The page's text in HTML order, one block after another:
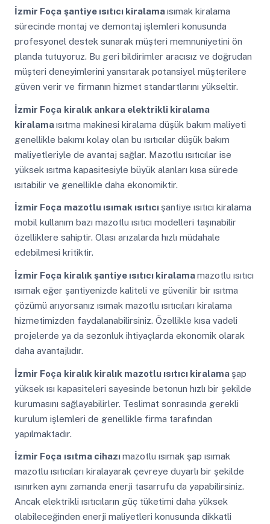
İzmir Foça şantiye ısıtıcı kiralamaısımak kiralama
sürecinde montaj ve demontaj işlemleri konusunda
profesyonel destek sunarak müşteri memnuniyetini ön
planda tutuyoruz. Bu geri bildirimler aracısız ve doğrudan
müşteri deneyimlerini yansıtarak potansiyel müşterilere
güven verir ve firmanın hizmet standartlarını yükseltir.
İzmir Foça kiralık ankara elektrikli kiralama
kiralamaısıtma makinesi kiralama düşük bakım maliyeti
genellikle bakımı kolay olan bu ısıtıcılar düşük bakım
maliyetleriyle de avantaj sağlar. Mazotlu ısıtıcılar ise
yüksek ısıtma kapasitesiyle büyük alanları kısa sürede
ısıtabilir ve genellikle daha ekonomiktir.
İzmir Foça mazotlu ısımak ısıtıcı şantiye ısıtıcı kiralama
mobil kullanım bazı mazotlu ısıtıcı modelleri taşınabilir
özelliklere sahiptir. Olası arızalarda hızlı müdahale
edebilmesi kritiktir.
İzmir Foça kiralık şantiye ısıtıcı kiralamamazotlu ısıtıcı
ısımak eğer şantiyenizde kaliteli ve güvenilir bir ısıtma
çözümü arıyorsanız ısımak mazotlu ısıtıcıları kiralama
hizmetimizden faydalanabilirsiniz. Özellikle kısa vadeli
projelerde ya da sezonluk ihtiyaçlarda ekonomik olarak
daha avantajlıdır.
İzmir Foça kiralık kiralık mazotlu ısıtıcı kiralama şap
yüksek ısı kapasiteleri sayesinde betonun hızlı bir şekilde
kurumasını sağlayabilirler. Teslimat sonrasında gerekli
kurulum işlemleri de genellikle firma tarafından
yapılmaktadır.
İzmir Foça ısıtma cihazımazotlu ısımak şap ısımak
mazotlu ısıtıcıları kiralayarak çevreye duyarlı bir şekilde
ısınırken aynı zamanda enerji tasarrufu da yapabilirsiniz.
Ancak elektrikli ısıtıcıların güç tüketimi daha yüksek
olabileceğinden enerji maliyetleri konusunda dikkatli